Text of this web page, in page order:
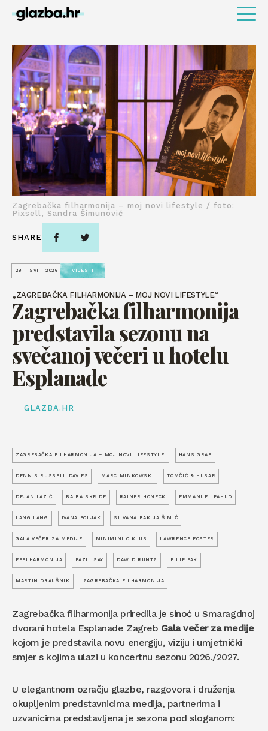
29 SVI 2026 VIJESTI
„ZAGREBAČKA FILHARMONIJA – MOJ NOVI LIFESTYLE.“
Zagrebačka filharmonija
predstavila sezonu na
svečanoj večeri u hotelu
Esplanade
GLAZBA.HR
Zagrebačka filharmonija – moj novi lifestyle / foto:
Pixsell, Sandra Šimunović
SHARE
ZAGREBAČKA FILHARMONIJA – MOJ NOVI LIFESTYLE. HANS GRAF
DENNIS RUSSELL DAVIES MARC MINKOWSKI TOMČIĆ & HUSAR
DEJAN LAZIĆ BAIBA SKRIDE RAINER HONECK EMMANUEL PAHUD
LANG LANG IVANA POLJAK SILVANA BAKIJA ŠIMIĆ
GALA VEČER ZA MEDIJE MINIMINI CIKLUS LAWRENCE FOSTER
FEELHARMONIJA FAZIL SAY DAWID RUNTZ FILIP FAK
MARTIN DRAUŠNIK ZAGREBAČKA FILHARMONIJA
Zagrebačka filharmonija priredila je sinoć u Smaragdnoj
dvorani hotela Esplanade Zagreb Gala večer za medije
kojom je predstavila novu energiju, viziju i umjetnički
smjer s kojima ulazi u koncertnu sezonu 2026./2027.
U elegantnom ozračju glazbe, razgovora i druženja
okupljenim predstavnicima medija, partnerima i
uzvanicima predstavljena je sezona pod sloganom: